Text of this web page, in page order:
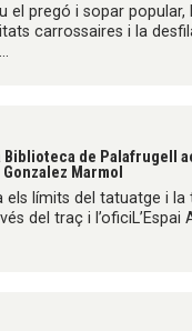
el pregó i sopar popular,
carrossaires i la
Biblioteca de Palafrugell
Gonzalez Marmol
els límits del tatuatge i
del traç i l’oficiL’Espai